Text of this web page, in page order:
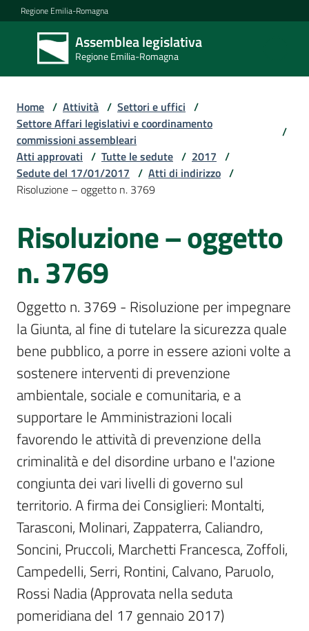
Vai al contenuto
Vai alla navigazione
Vai al footer
Regione Emilia-Romagna
Assemblea legislativa
Regione Emilia-Romagna
Assemblea
legislativa
Regione Emilia-
Assemblea
Per
i
media
Per
i
cittadini
Home / Attività / Settori e uffici /
Settore Affari legislativi e coordinamento
commissioni assembleari
/
Atti approvati / Tutte le sedute / 2017 /
Sedute del 17/01/2017 / Atti di indirizzo /
Risoluzione – oggetto n. 3769
Risoluzione – oggetto
n. 3769
Oggetto n. 3769 - Risoluzione per impegnare
la Giunta, al fine di tutelare la sicurezza quale
bene pubblico, a porre in essere azioni volte a
sostenere interventi di prevenzione
ambientale, sociale e comunitaria, e a
supportare le Amministrazioni locali
favorendo le attività di prevenzione della
criminalità e del disordine urbano e l'azione
congiunta dei vari livelli di governo sul
territorio. A firma dei Consiglieri: Montalti,
Tarasconi, Molinari, Zappaterra, Caliandro,
Soncini, Pruccoli, Marchetti Francesca, Zoffoli,
Campedelli, Serri, Rontini, Calvano, Paruolo,
Rossi Nadia (Approvata nella seduta
pomeridiana del 17 gennaio 2017)